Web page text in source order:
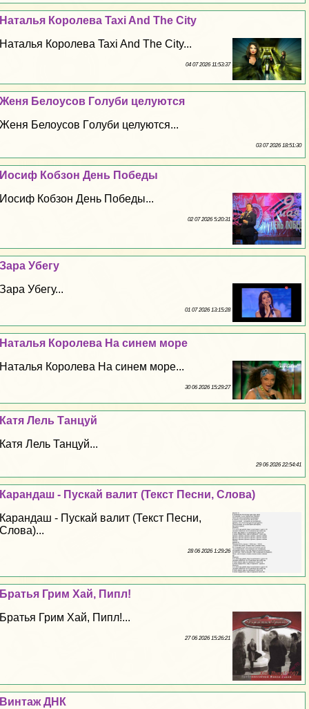
Наталья Королева Taxi And The City
Наталья Королева Taxi And The City...
04 07 2026 11:53:37
Женя Белоусов Гoлyби целуются
Женя Белоусов Гoлyби целуются...
03 07 2026 18:51:30
Иосиф Кобзон День Победы
Иосиф Кобзон День Победы...
02 07 2026 5:20:31
Зара Убегу
Зара Убегу...
01 07 2026 13:15:28
Наталья Королева На синем море
Наталья Королева На синем море...
30 06 2026 15:29:27
Катя Лель Танцуй
Катя Лель Танцуй...
29 06 2026 22:54:41
Карандаш - Пускай валит (Текст Песни, Слова)
Карандаш - Пускай валит (Текст Песни,
Слова)...
28 06 2026 1:29:26
Братья Грим Хай, Пипл!
Братья Грим Хай, Пипл!...
27 06 2026 15:26:21
Винтаж ДНК